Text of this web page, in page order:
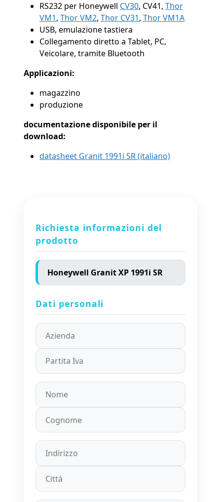
RS232 per Honeywell CV30, CV41, Thor
VM1, Thor VM2, Thor CV31, Thor VM1A
USB, emulazione tastiera
Collegamento diretto a Tablet, PC,
Veicolare, tramite Bluetooth
Applicazioni:
magazzino
produzione
documentazione disponibile per il
download:
datasheet Granit 1991i SR (italiano)
Richiesta informazioni del
prodotto
Dati personali